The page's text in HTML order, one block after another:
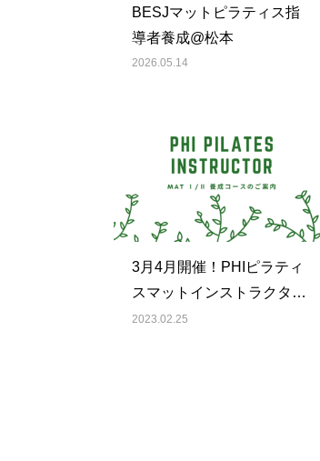
BESJマットピラティス指
導者養成@松本
2026.05.14
3月4月開催！PHIピラティ
スマットインストラクター
養成
2023.02.25